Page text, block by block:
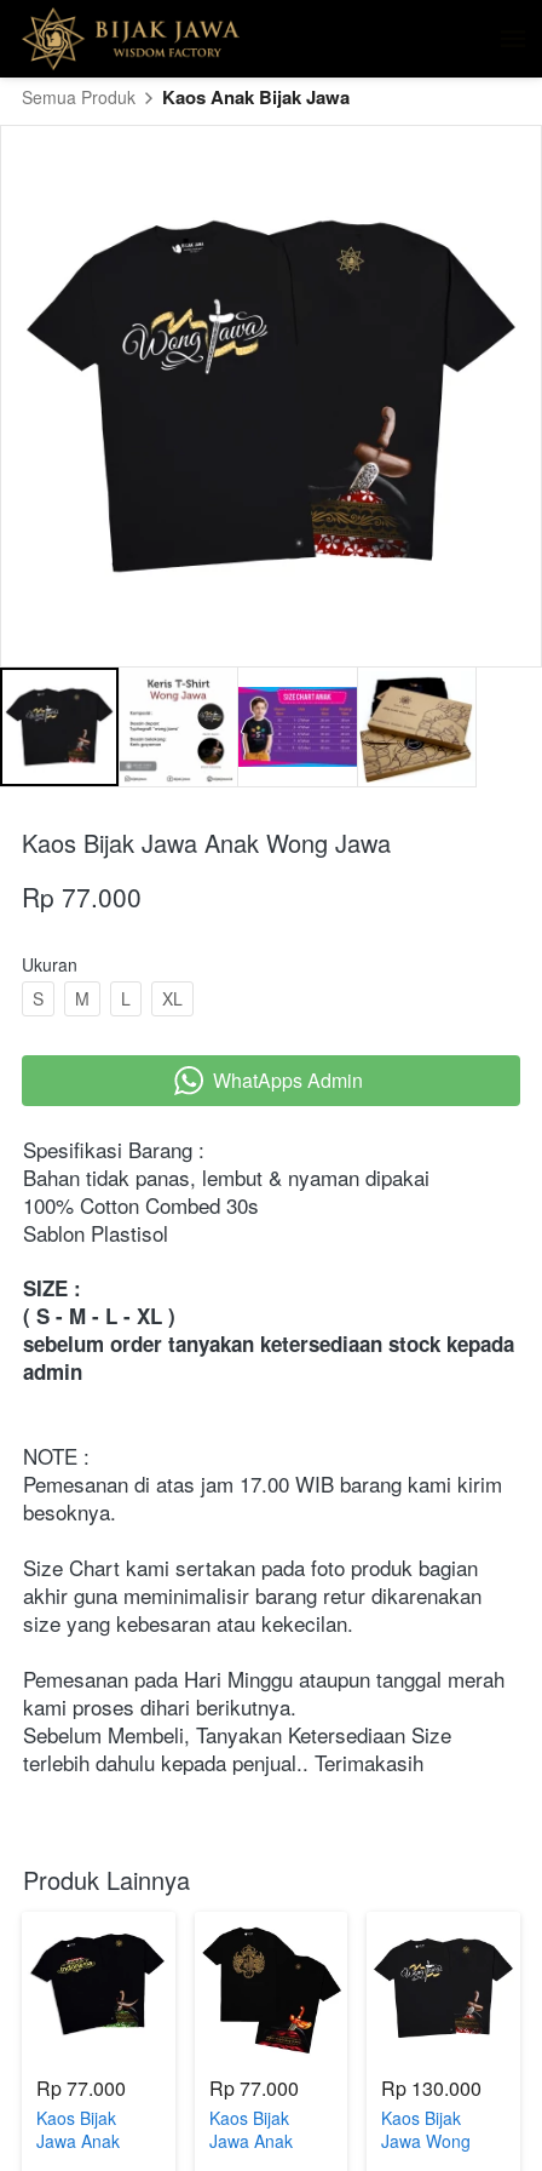
Semua Produk Kaos Anak Bijak Jawa
Kaos Bijak Jawa Anak Wong Jawa
Rp 77.000
Ukuran
S
M L XL
` WhatApps Admin
Spesifikasi Barang :
Bahan tidak panas, lembut & nyaman dipakai
100% Cotton Combed 30s
Sablon Plastisol
SIZE :
( S - M - L - XL )
sebelum order tanyakan ketersediaan stock kepada
admin
NOTE :
Pemesanan di atas jam 17.00 WIB barang kami kirim
besoknya.
Size Chart kami sertakan pada foto produk bagian
akhir guna meminimalisir barang retur dikarenakan
size yang kebesaran atau kekecilan.
Pemesanan pada Hari Minggu ataupun tanggal merah
kami proses dihari berikutnya.
Sebelum Membeli, Tanyakan Ketersediaan Size
terlebih dahulu kepada penjual.. Terimakasih
Produk Lainnya
Rp 77.000
Kaos Bijak
Jawa Anak
Rp 77.000
Kaos Bijak
Jawa Anak
Rp 130.000
Kaos Bijak
Jawa Wong